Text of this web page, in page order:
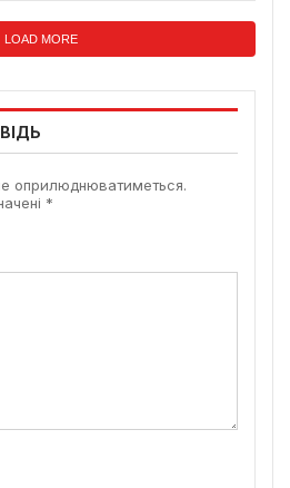
LOAD MORE
оприлюднюватиметься.
*